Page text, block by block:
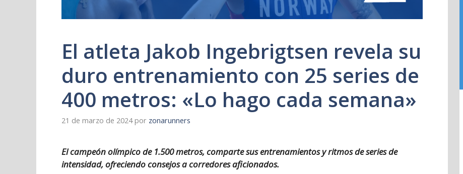
El atleta Jakob Ingebrigtsen revela su
duro entrenamiento con 25 series de
400 metros: «Lo hago cada semana»
21 de marzo de 2024 por zonarunners
El campeón olímpico de 1.500 metros, comparte sus entrenamientos y ritmos de series de
intensidad, ofreciendo consejos a corredores aficionados.